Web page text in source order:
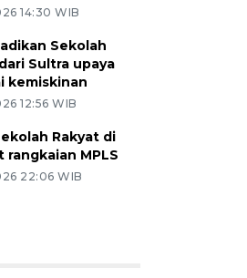
14:30 WIB
Sekolah
Sultra upaya
kemiskinan
12:56 WIB
Rakyat di
rangkaian MPLS
22:06 WIB